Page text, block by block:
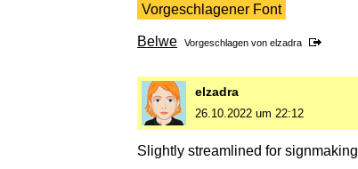
Vorgeschlagener Font
Belwe Vorgeschlagen von elzadra
elzadra
26.10.2022 um 22:12
Slightly streamlined for signmaking